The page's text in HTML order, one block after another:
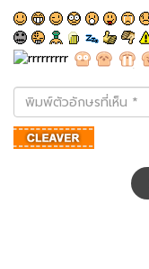
พิมพ์
ตัว
อักษร
ที่